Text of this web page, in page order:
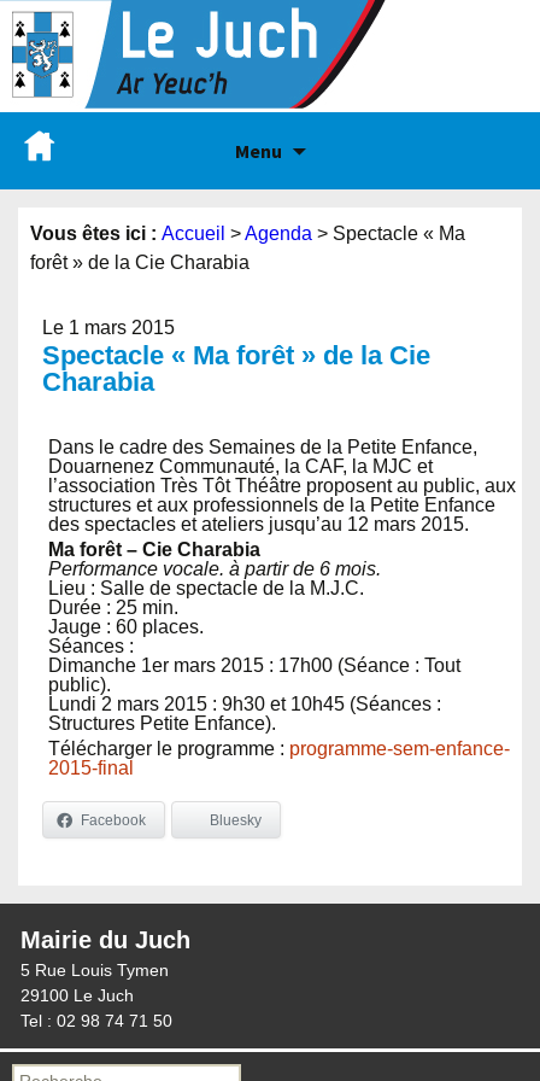
Menu
Vous êtes ici : Accueil >Agenda > Spectacle « Ma
forêt » de la Cie Charabia
Le 1 mars 2015
Spectacle « Ma forêt » de la Cie
Charabia
Dans le cadre des Semaines de la Petite Enfance,
Douarnenez Communauté, la CAF, la MJC et
l’association Très Tôt Théâtre proposent au public, aux
structures et aux professionnels de la Petite Enfance
des spectacles et ateliers jusqu’au 12 mars 2015.
Ma forêt – Cie Charabia
Performance vocale. à partir de 6 mois.
Lieu : Salle de spectacle de la M.J.C.
Durée : 25 min.
Jauge : 60 places.
Séances :
Dimanche 1er mars 2015 : 17h00 (Séance : Tout
public).
Lundi 2 mars 2015 : 9h30 et 10h45 (Séances :
Structures Petite Enfance).
Télécharger le programme : programme-sem-enfance-
2015-final
Facebook Bluesky
Mairie du Juch
5 Rue Louis Tymen
29100 Le Juch
Tel : 02 98 74 71 50
Recherche